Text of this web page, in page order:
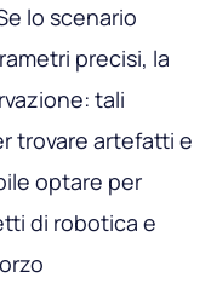
lo scenario
precisi, la
tali
trovare artefatti e
optare per
di robotica e